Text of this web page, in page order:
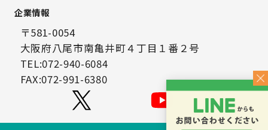
〒581-0054
大阪府八尾市南亀井町４丁目１番２号
TEL:072-940-6084
FAX:072-991-6380
企業情報